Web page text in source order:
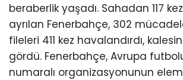
beraberlik yaşadı. Sahadan 117
ayrılan Fenerbahçe, 302
fileleri 411 kez havalandırdı,
gördü. Fenerbahçe, Avrupa
numaralı organizasyonunun